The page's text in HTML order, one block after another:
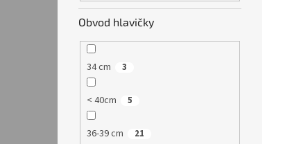
Obvod hlavičky
34 cm 3
< 40cm 5
36-39 cm 21